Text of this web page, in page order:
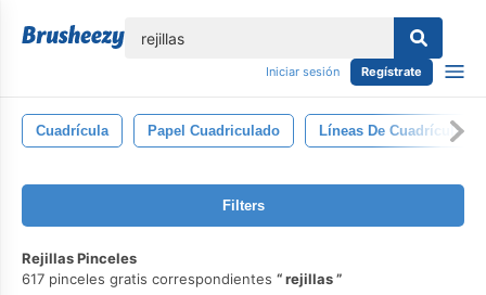
Iniciar sesión Regístrate
Cuadrícula Papel Cuadriculado Líneas De Cuadrícula
Filters
Rejillas Pinceles
617 pinceles gratis correspondientes
rejillas